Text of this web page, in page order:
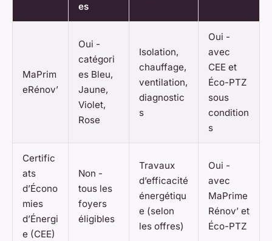
es
MaPrim
eRénov’
Oui -
catégori
es Bleu,
Jaune,
Violet,
Rose
Isolation,
chauffage,
ventilation,
diagnostic
s
Oui -
avec
CEE et
Éco-PTZ
sous
condition
s
Certific
ats
d’Écono
mies
d’Énergi
e (CEE)
Non -
tous les
foyers
éligibles
Travaux
d’efficacité
énergétiqu
e (selon
les offres)
Oui -
avec
MaPrime
Rénov’ et
Éco-PTZ